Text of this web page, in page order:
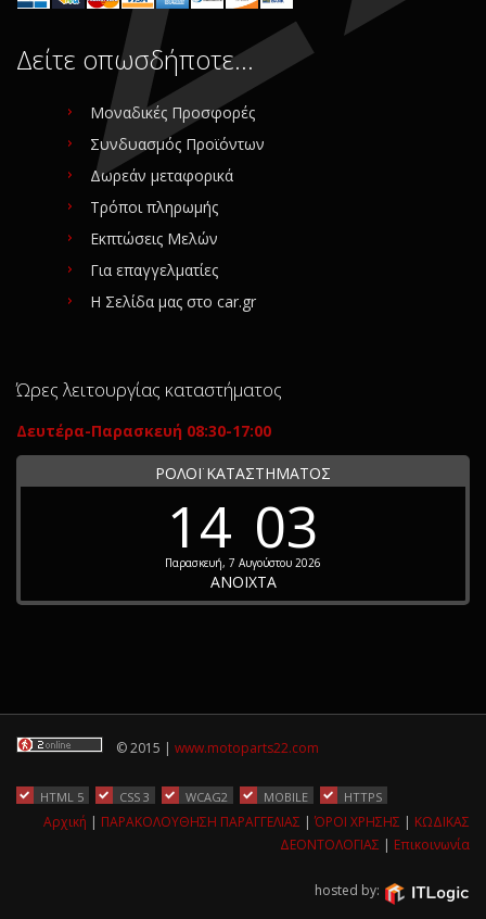
Δείτε οπωσδήποτε…
Μοναδικές Προσφορές
Συνδυασμός Προϊόντων
Δωρεάν μεταφορικά
Τρόποι πληρωμής
Εκπτώσεις Μελών
Για επαγγελματίες
Η Σελίδα μας στο car.gr
Ώρες λειτουργίας καταστήματος
Δευτέρα-Παρασκευή 08:30-17:00
ΡΟΛΟΪ ΚΑΤΑΣΤΗΜΑΤΟΣ
14 03
Παρασκευή, 7 Αυγούστου 2026
ΑΝΟΙΧΤΑ
© 2015 | www.motoparts22.com
HTML 5 CSS 3 WCAG2 MOBILE HTTPS
Αρχική | ΠΑΡΑΚΟΛΟΥΘΗΣΗ ΠΑΡΑΓΓΕΛΙΑΣ |ΌΡΟΙ ΧΡΗΣΗΣ | ΚΩΔΙΚΑΣ
ΔΕΟΝΤΟΛΟΓΙΑΣ | Επικοινωνία
hosted by: